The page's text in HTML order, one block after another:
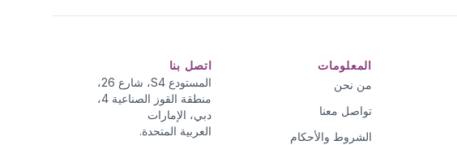
المعلومات
من نحن
تواصل معنا
الشروط والأحكام
اتصل بنا
المستودع S4، شارع 26،
منطقة القوز الصناعية 4،
دبي، الإمارات
العربية المتحدة.